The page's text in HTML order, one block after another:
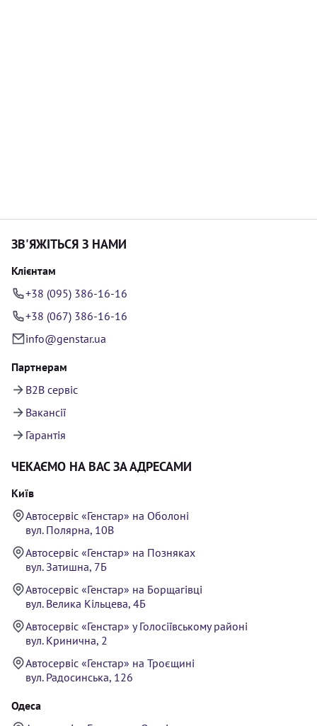
ЗВ'ЯЖІТЬСЯ З НАМИ
Клієнтам
+38 (095) 386-16-16
+38 (067) 386-16-16
info@genstar.ua
Партнерам
B2B сервіс
Вакансії
Гарантія
ЧЕКАЄМО НА ВАС ЗА АДРЕСАМИ
Київ
Автосервіс «Генстар» на Оболоні
вул. Полярна, 10В
Автосервіс «Генстар» на Позняках
вул. Затишна, 7Б
Автосервіс «Генстар» на Борщагівці
вул. Велика Кільцева, 4Б
Автосервіс «Генстар» у Голосіївському районі
вул. Кринична, 2
Автосервіс «Генстар» на Троєщині
вул. Радосинська, 126
Одеса